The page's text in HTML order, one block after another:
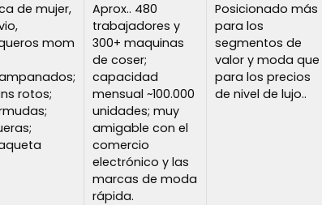
de mujer,
mom
rotos;
Aprox.. 480
trabajadores y
300+ maquinas
de coser;
capacidad
mensual ~100.000
unidades; muy
amigable con el
comercio
electrónico y las
marcas de moda
rápida.
Posicionado más
para los
segmentos de
valor y moda que
para los precios
de nivel de lujo..